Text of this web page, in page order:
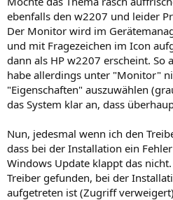
ebenfalls den w2207 und leider
Der Monitor wird im
und mit Fragezeichen im Icon
dann als HP w2207 erscheint. So
habe allerdings unter "Monitor"
"Eigenschaften" auszuwählen
das System klar an, dass
Nun, jedesmal wenn ich den
dass bei der Installation ein
Windows Update klappt das
Treiber gefunden, bei der
aufgetreten ist (Zugriff